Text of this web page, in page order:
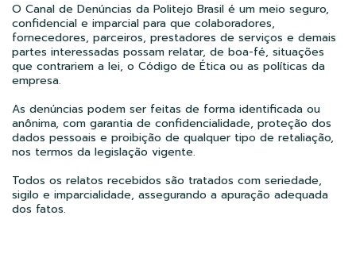
O Canal de Denúncias da Politejo Brasil é um meio seguro,
confidencial e imparcial para que colaboradores,
fornecedores, parceiros, prestadores de serviços e demais
partes interessadas possam relatar, de boa-fé, situações
que contrariem a lei, o Código de Ética ou as políticas da
empresa.
As denúncias podem ser feitas de forma identificada ou
anônima, com garantia de confidencialidade, proteção dos
dados pessoais e proibição de qualquer tipo de retaliação,
nos termos da legislação vigente.
Todos os relatos recebidos são tratados com seriedade,
sigilo e imparcialidade, assegurando a apuração adequada
dos fatos.